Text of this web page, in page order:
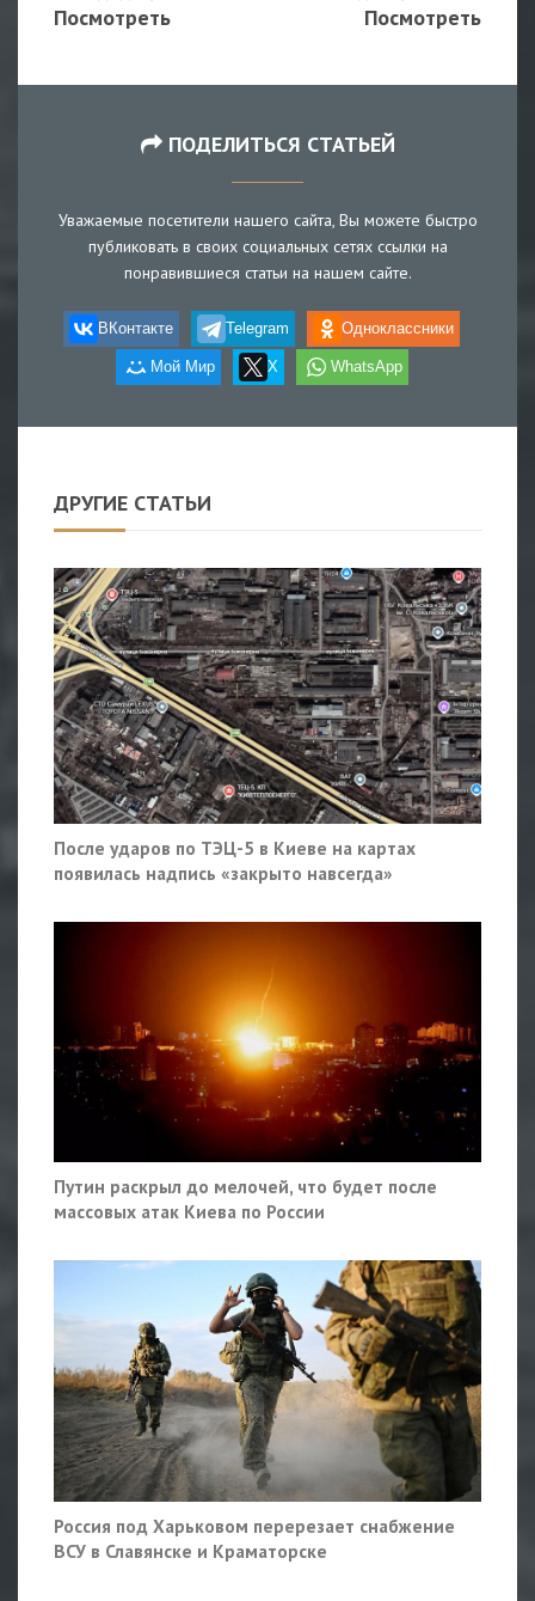
Посмотреть Посмотреть
ПОДЕЛИТЬСЯ СТАТЬЕЙ
Уважаемые посетители нашего сайта, Вы можете быстро
публиковать в своих социальных сетях ссылки на
понравившиеся статьи на нашем сайте.
ВКонтакте Telegram Одноклассники
Мой Мир X WhatsApp
ДРУГИЕ СТАТЬИ
После ударов по ТЭЦ-5 в Киеве на картах
появилась надпись «закрыто навсегда»
Путин раскрыл до мелочей, что будет после
массовых атак Киева по России
Россия под Харьковом перерезает снабжение
ВСУ в Славянске и Краматорске